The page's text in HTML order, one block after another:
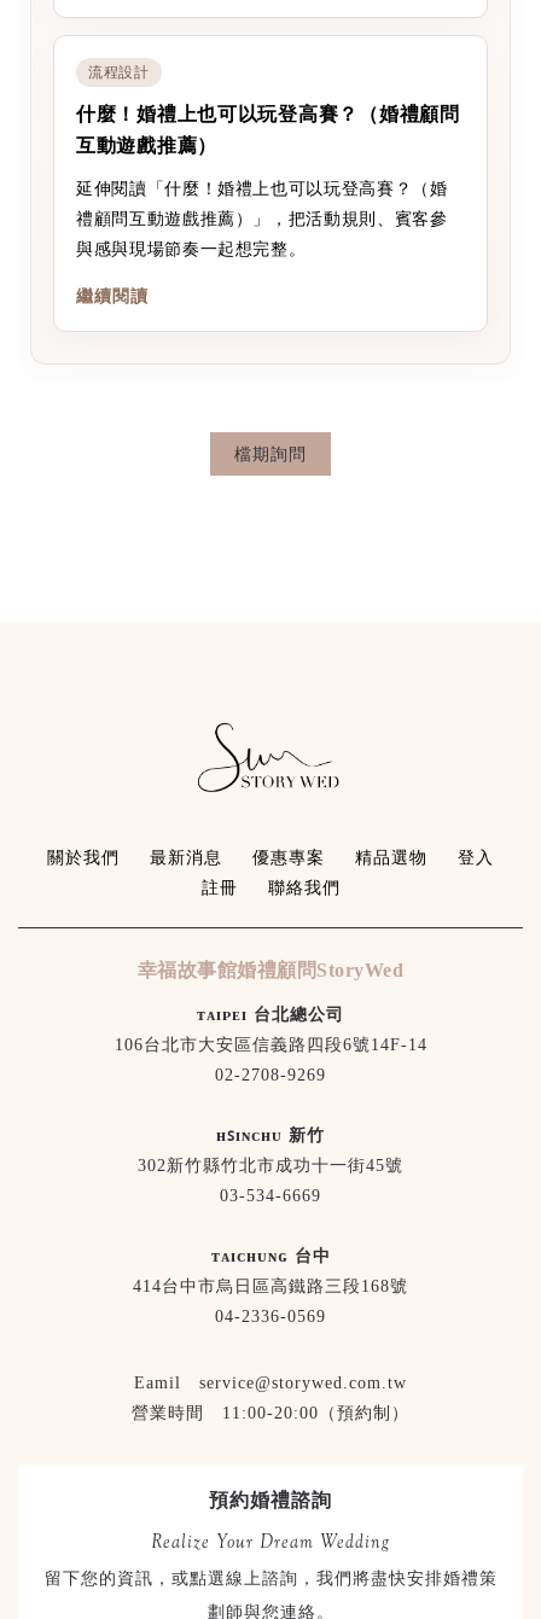
流程設計
什麼！婚禮上也可以玩登高賽？（婚禮顧問
互動遊戲推薦）
延伸閱讀「什麼！婚禮上也可以玩登高賽？（婚
禮顧問互動遊戲推薦）」，把活動規則、賓客參
與感與現場節奏一起想完整。
繼續閱讀
檔期詢問
關於我們 最新消息 優惠專案 精品選物
登入
註冊
聯絡我們
幸福故事館婚禮顧問StoryWed
ᴛᴀɪᴘᴇɪ 台北總公司
106台北市大安區信義路四段6號14F-14
02-2708-9269
ʜꜱɪɴᴄʜᴜ 新竹
302新竹縣竹北市成功十一街45號
03-534-6669
ᴛᴀɪᴄʜᴜɴɢ 台中
414台中市烏日區高鐵路三段168號
04-2336-0569
Eamil service@storywed.com.tw
營業時間 11:00-20:00（預約制）
預約婚禮諮詢
Realize Your Dream Wedding
留下您的資訊，或點選線上諮詢，我們將盡快安排婚禮策
劃師與您連絡。